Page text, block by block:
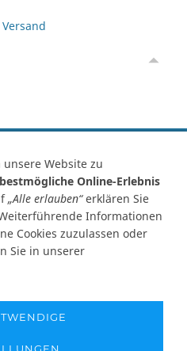
Versand
ZahlungsartenVersand
AGB Datenschutz
Einstellungen
abweichen! Angabe von
unter Vorbehalt.
Website zu
bestmögliche Online-Erlebnis
„Alle erlauben“erklären Sie
Informationen
Cookies zuzulassen oder
Sie in unserer